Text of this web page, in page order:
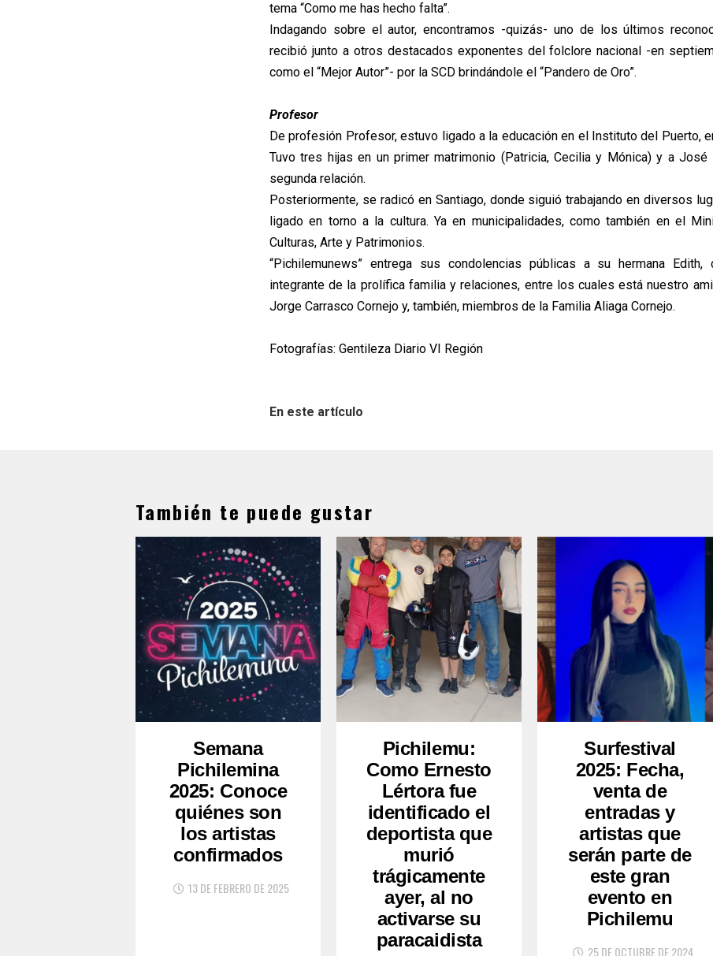
tema “Como me has hecho falta”.
Indagando sobre el autor, encontramos -quizás- uno de los últimos
recibió junto a otros destacados exponentes del folclore nacional -en
como el “Mejor Autor”- por la SCD brindándole el “Pandero de Oro”.
Profesor
De profesión Profesor, estuvo ligado a la educación en el Instituto del Puerto,
Tuvo tres hijas en un primer matrimonio (Patricia, Cecilia y Mónica) y a José
segunda relación.
Posteriormente, se radicó en Santiago, donde siguió trabajando en diversos
ligado en torno a la cultura. Ya en municipalidades, como también en el
Culturas, Arte y Patrimonios.
“Pichilemunews” entrega sus condolencias públicas a su hermana Edith,
integrante de la prolífica familia y relaciones, entre los cuales está nuestro
Jorge Carrasco Cornejo y, también, miembros de la Familia Aliaga Cornejo.
Fotografías: Gentileza Diario VI Región
En este artículo
También te puede gustar
Semana
Pichilemina
2025: Conoce
quiénes son
los artistas
confirmados
13 DE FEBRERO DE 2025
Pichilemu:
Como Ernesto
Lértora fue
identificado el
deportista que
murió
trágicamente
ayer, al no
activarse su
paracaidista
Surfestival
2025: Fecha,
venta de
entradas y
artistas que
serán parte de
este gran
evento en
Pichilemu
25 DE OCTUBRE DE 2024